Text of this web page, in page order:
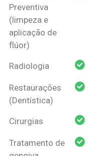
Preventiva
(limpeza e
aplicação de
flúor)
Radiologia
Restaurações
(Dentística)
Cirurgias
Tratamento de